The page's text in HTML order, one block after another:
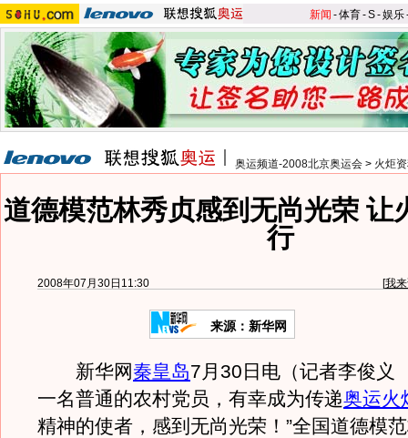
新闻 -体育-S-娱乐
奥运频道-2008北京奥运会 > 火炬
道德模范林秀贞感到无尚光荣 让
行
2008年07月30日11:30 [我
来源：新华网
新华网秦皇岛7月30日电（记者李俊义
一名普通的农村党员，有幸成为传递奥运火
精神的使者，感到无尚光荣！”全国道德模